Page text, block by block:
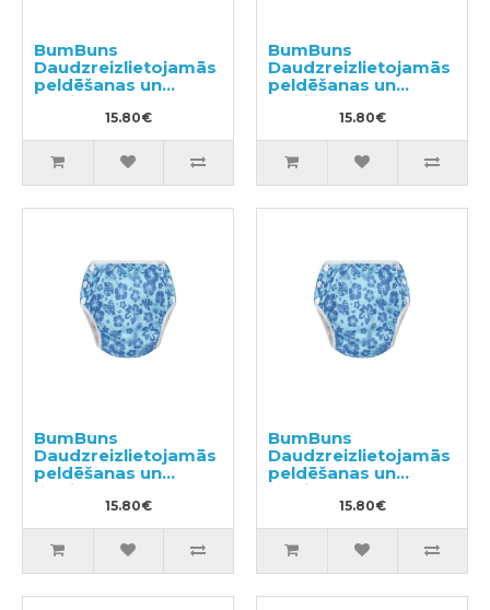
BumBuns
Daudzreizlietojamās
peldēšanas un
podiņmācību
autiņbiksīte L 14–
20kg
15.80€
BumBuns
Daudzreizlietojamās
peldēšanas un
podiņmācību
autiņbiksīte S 8–11kg
15.80€
BumBuns
Daudzreizlietojamās
peldēšanas un
podiņmācību
autiņbiksīte S 8–11kg
15.80€
BumBuns
Daudzreizlietojamās
peldēšanas un
podiņmācību
autiņbiksīte M 11–15
kg
15.80€